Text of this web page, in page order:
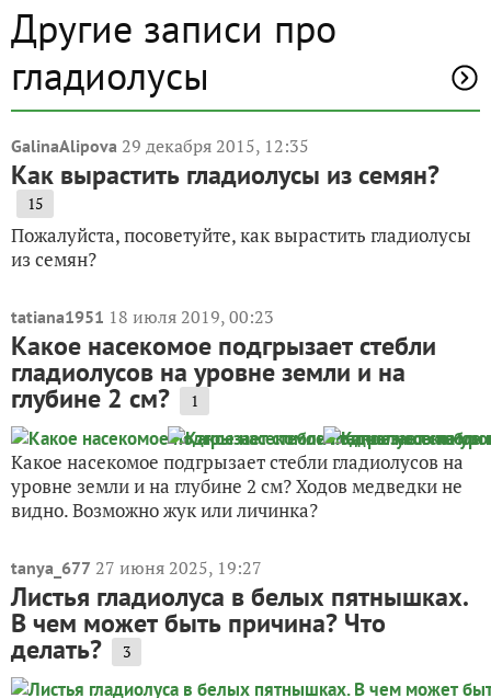
Другие записи про
гладиолусы
GalinaAlipova 29 декабря 2015, 12:35
Как вырастить гладиолусы из семян?
15
Пожалуйста, посоветуйте, как вырастить гладиолусы
из семян?
tatiana1951 18 июля 2019, 00:23
Какое насекомое подгрызает стебли
гладиолусов на уровне земли и на
глубине 2 см? 1
Какое насекомое подгрызает стебли гладиолусов на
уровне земли и на глубине 2 см? Ходов медведки не
видно. Возможно жук или личинка?
tanya_677 27 июня 2025, 19:27
Листья гладиолуса в белых пятнышках.
В чем может быть причина? Что
делать? 3